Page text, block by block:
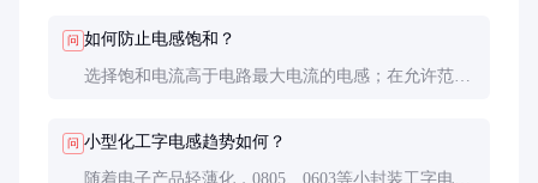
问 如何防止电感饱和？
选择饱和电流高于电路最大电流的电感；在允许范围
问 小型化工字电感趋势如何？
随着电子产品轻薄化，0805、0603等小封装工字电感